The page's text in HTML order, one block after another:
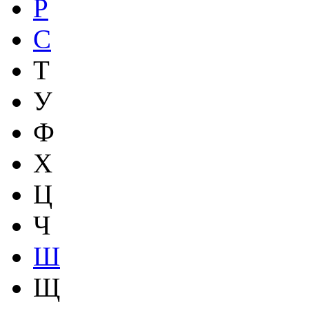
Р
С
Т
У
Ф
Х
Ц
Ч
Ш
Щ